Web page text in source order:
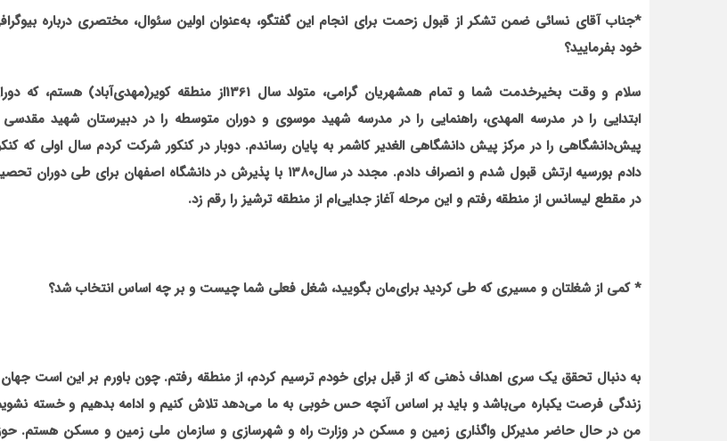
*جناب آقای نسائی ضمن تشکر از قبول زحمت برای انجام این گفتگو، به‌عنوان اولین سئوال، مختصری درباره
خود بفرمایید؟
سلام و وقت بخیرخدمت شما و تمام همشهریان گرامی، متولد سال 1361از منطقه کویر(مهدی‌آباد) هستم، که
ابتدایی را در مدرسه المهدی، راهنمایی را در مدرسه شهید موسوی و دوران متوسطه را در دبیرستان شهید
پیش‌دانشگاهی را در مرکز پیش دانشگاهی الغدیر کاشمر به پایان رساندم. دوبار در کنکور شرکت کردم سال اولی که
دادم بورسیه ارتش قبول شدم و انصراف دادم. مجدد در سال۱۳۸۰ با پذیرش در دانشگاه اصفهان برای طی دوران
در مقطع لیسانس از منطقه رفتم و این مرحله آغاز جدایی‌ام از منطقه ترشیز را رقم زد.
*کمی از شغل‏تان و مسیری که طی کردید برای‌مان بگویید، شغل فعلی شما چیست و بر چه اساس انتخاب شد؟
به دنبال تحقق یک سری اهداف ذهنی که از قبل برای خودم ترسیم کردم، از منطقه رفتم. چون باورم بر این است
زندگی فرصت یکباره می‌باشد و باید بر اساس آنچه حس خوبی به ما می‌دهد تلاش کنیم و ادامه بدهیم و خسته
من در حال حاضر مدیرکل واگذاری زمین و مسکن در وزارت راه و شهرسازی و سازمان ملی زمین و مسکن هستم.